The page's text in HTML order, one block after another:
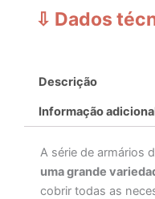
⇩ Dados
Descrição
Informação
A série de armários
uma grande
cobrir todas as